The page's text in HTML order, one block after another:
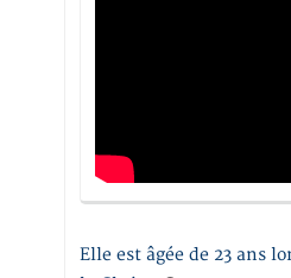
Elle est âgée de 23 ans